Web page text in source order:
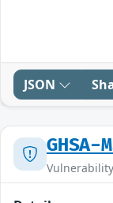
JSON
GHSA-